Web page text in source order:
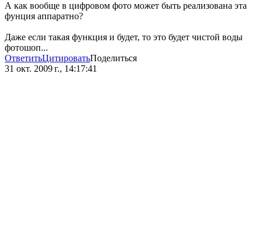
А как вообще в цифровом фото может быть реализована эта
фунция аппаратно?
Даже если такая функция и будет, то это будет чистой воды
фотошоп...
ОтветитьЦитироватьПоделиться
31 окт. 2009 г., 14:17:41